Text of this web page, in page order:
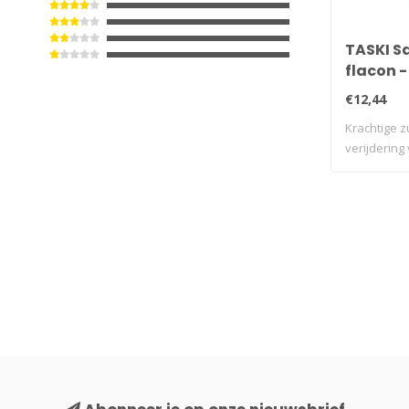
TASKI
flacon -
€12,44
Krachtige
verijdering